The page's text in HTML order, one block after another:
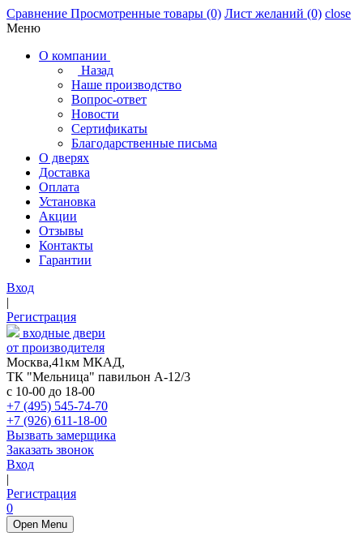
Сравнение Просмотренные товары (0) Лист желаний (0) close
Меню
О компании
Назад
Наше производство
Вопрос-ответ
Новости
Сертификаты
Благодарственные письма
О дверях
Доставка
Оплата
Установка
Акции
Отзывы
Контакты
Гарантии
Вход
|
Регистрация
входные двери
от производителя
Москва,41км МКАД,
ТК "Мельница" павильон А-12/3
с 10-00 до 18-00
+7 (495) 545-74-70
+7 (926) 611-18-00
Вызвать замерщика
Заказать звонок
Вход
|
Регистрация
0
Open Menu